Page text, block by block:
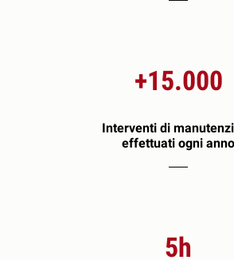
+15.000
Interventi di
effettuati ogni anno
5h